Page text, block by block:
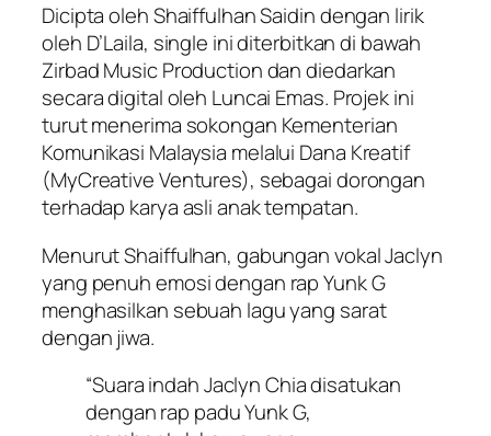
Dicipta oleh Shaiffulhan Saidin dengan lirik
oleh D’Laila, single ini diterbitkan di bawah
Zirbad Music Production dan diedarkan
secara digital oleh Luncai Emas. Projek ini
turut menerima sokongan Kementerian
Komunikasi Malaysia melalui Dana Kreatif
(MyCreative Ventures), sebagai dorongan
terhadap karya asli anak tempatan.
Menurut Shaiffulhan, gabungan vokal Jaclyn
yang penuh emosi dengan rap Yunk G
menghasilkan sebuah lagu yang sarat
dengan jiwa.
“Suara indah Jaclyn Chia disatukan
dengan rap padu Yunk G,